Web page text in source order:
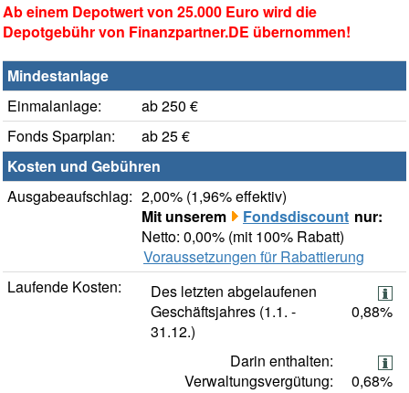
Ab einem Depotwert von 25.000 Euro wird die
Depotgebühr von Finanzpartner.DE übernommen!
Mindestanlage
Einmalanlage:
ab 250 €
Fonds Sparplan:
ab 25 €
Kosten und Gebühren
Ausgabeaufschlag: 2,00% (1,96% effektiv)
Mit unserem
Fondsdiscount nur:
Netto: 0,00% (mit 100% Rabatt)
Voraussetzungen für Rabattierung
Laufende Kosten:
Des letzten abgelaufenen
Geschäftsjahres (1.1. -
31.12.)
0,88%
Darin enthalten:
Verwaltungsvergütung:
0,68%